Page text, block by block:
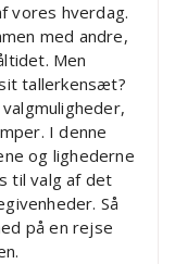
vores hverdag.
med andre,
Men
tallerkensæt?
I denne
og lighederne
til valg af det
Så
på en rejse